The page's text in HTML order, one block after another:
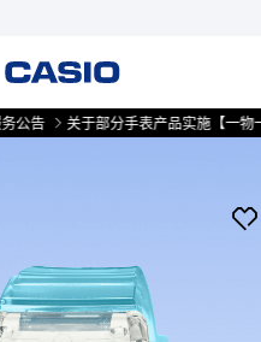
关于部分手表产品实施【一物一码】管